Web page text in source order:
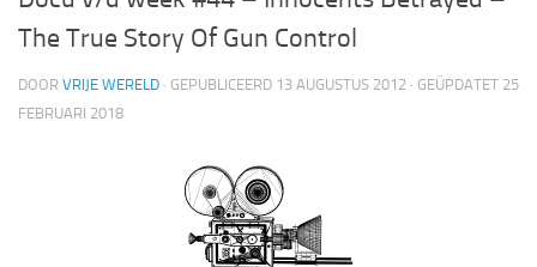
The True Story Of Gun Control
DOOR VRIJE WERELD · GEPUBLICEERD 13 AUGUSTUS 2012 · GEÜPDATET 25
FEBRUARI 2018